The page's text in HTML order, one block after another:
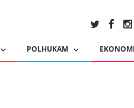
POLHUKAM EKONOMI